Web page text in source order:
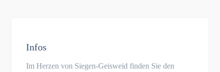
Infos
Im Herzen von Siegen-Geisweid finden Sie den